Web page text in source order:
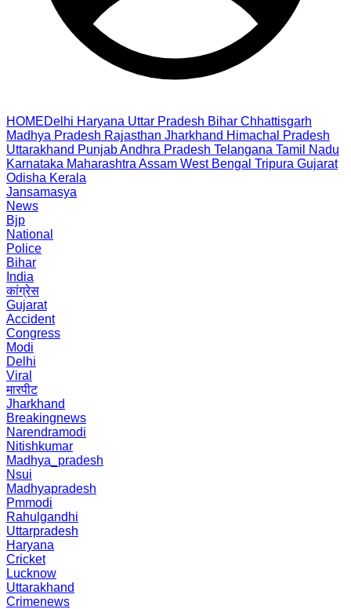
HOMEDelhi Haryana Uttar Pradesh Bihar Chhattisgarh
Madhya Pradesh Rajasthan Jharkhand Himachal Pradesh
Uttarakhand PunjabAndhra Pradesh Telangana Tamil Nadu
Karnataka Maharashtra Assam West Bengal Tripura Gujarat
Odisha Kerala
Jansamasya
News
Bjp
National
Police
Bihar
India
कांग्रेस
Gujarat
Accident
Congress
Modi
Delhi
Viral
मारपीट
Jharkhand
Breakingnews
Narendramodi
Nitishkumar
Madhya_pradesh
Nsui
Madhyapradesh
Pmmodi
Rahulgandhi
Uttarpradesh
Haryana
Cricket
Lucknow
Uttarakhand
Crimenews